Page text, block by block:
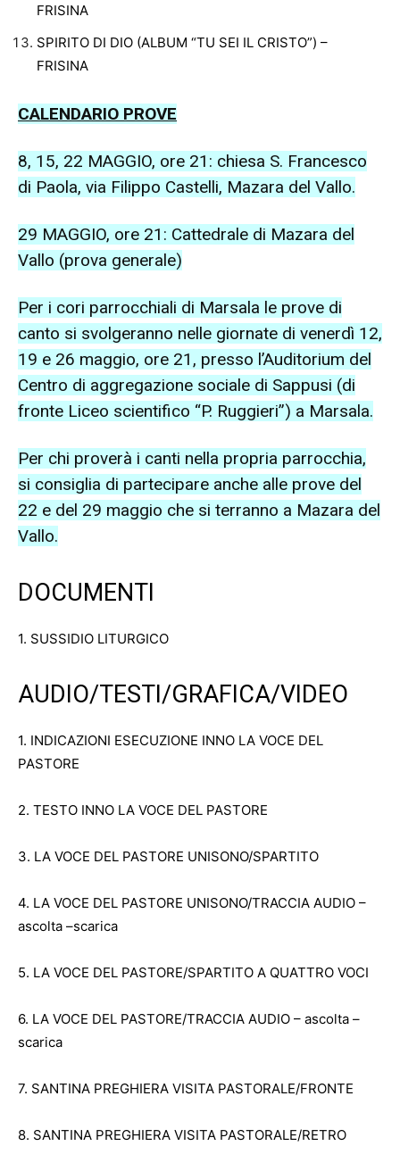
FRISINA
SPIRITO DI DIO (ALBUM “TU SEI IL CRISTO”) –
FRISINA
CALENDARIO PROVE
8, 15, 22 MAGGIO, ore 21: chiesa S. Francesco
di Paola, via Filippo Castelli, Mazara del Vallo.
29 MAGGIO, ore 21: Cattedrale di Mazara del
Vallo (prova generale)
Per i cori parrocchiali di Marsala le prove di
canto si svolgeranno nelle giornate di venerdì 12,
19 e 26 maggio, ore 21, presso l’Auditorium del
Centro di aggregazione sociale di Sappusi (di
fronte Liceo scientifico “P. Ruggieri”) a Marsala.
Per chi proverà i canti nella propria parrocchia,
si consiglia di partecipare anche alle prove del
22 e del 29 maggio che si terranno a Mazara del
Vallo.
DOCUMENTI
1. SUSSIDIO LITURGICO
AUDIO/TESTI/GRAFICA/VIDEO
1. INDICAZIONI ESECUZIONE INNO LA VOCE DEL
PASTORE
2. TESTO INNO LA VOCE DEL PASTORE
3. LA VOCE DEL PASTORE UNISONO/SPARTITO
4. LA VOCE DEL PASTORE UNISONO/TRACCIA AUDIO –
ascolta –scarica
5. LA VOCE DEL PASTORE/SPARTITO A QUATTRO VOCI
6. LA VOCE DEL PASTORE/TRACCIA AUDIO – ascolta –
scarica
7. SANTINA PREGHIERA VISITA PASTORALE/FRONTE
8. SANTINA PREGHIERA VISITA PASTORALE/RETRO